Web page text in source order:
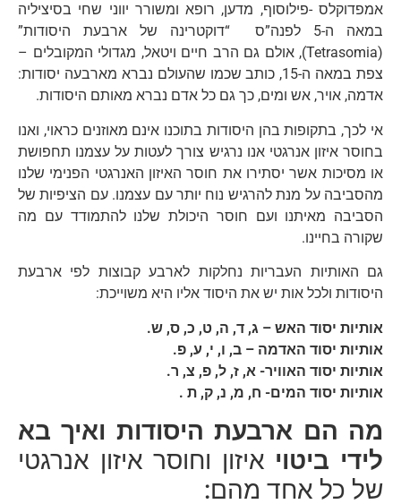
אמפדוקלס -פילוסוף, מדען, רופא ומשורר יווני שחי בסיציליה
במאה ה-5 לפנה”ס “דוקטרינה של ארבעת היסודות”
(Tetrasomia), אולם גם הרב חיים ויטאל, מגדולי המקובלים –
צפת במאה ה-15, כותב שכמו שהעולם נברא מארבעה יסודות:
אדמה, אויר, אש ומים, כך גם כל אדם נברא מאותם היסודות.
אי לכך, בתקופות בהן היסודות בתוכנו אינם מאוזנים כראוי, ואנו
בחוסר איזון אנרגטי אנו נרגיש צורך לעטות על עצמנו תחפושת
או מסיכות אשר יסתירו את חוסר האיזון האנרגטי הפנימי שלנו
מהסביבה על מנת להרגיש נוח יותר עם עצמנו. עם הציפיות של
הסביבה מאיתנו ועם חוסר היכולת שלנו להתמודד עם מה
שקורה בחיינו.
גם האותיות העבריות נחלקות לארבע קבוצות לפי ארבעת
היסודות ולכל אות יש את היסוד אליו היא משוייכת:
אותיות יסוד האש – ג, ד, ה, ט, כ, ס, ש.
אותיות יסוד האדמה – ב, ו, י, ע, פ.
אותיות יסוד האוויר- א, ז, ל, פ, צ, ר.
אותיות יסוד המים- ח, מ, נ, ק, ת .
מה הם ארבעת היסודות ואיך בא
לידי ביטוי איזון וחוסר איזון אנרגטי
של כל אחד מהם: